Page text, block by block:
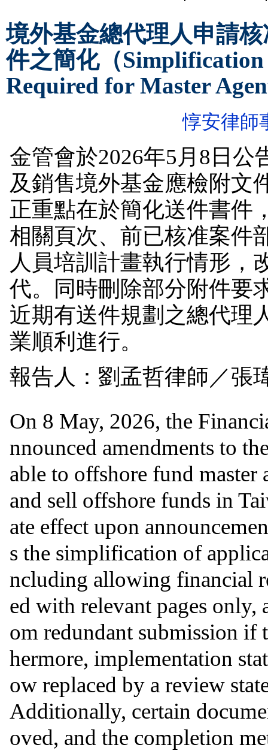
境外基金總代理人申請
件之簡化（
Required for Master
惇安律
金管會於2026年5月8日
及銷售境外基金應檢附文
正重點在於簡化送件書件
相關頁次、前已核准案件
人員培訓計畫執行情形，
代。同時刪除部分附件要
近期有送件規劃之總代理
業順利進行。
報告人：劉孟哲律師／張
On 8 May, 2026, the
nnounced amendments to
able to offshore fund
and sell offshore funds in
ate effect upon
s the simplification of
ncluding allowing financial
ed with relevant pages only,
om redundant submission if
hermore, implementation
ow replaced by a review
Additionally, certain
oved, and the completion